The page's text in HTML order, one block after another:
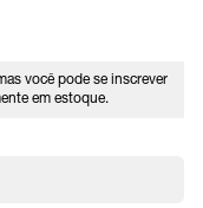
você pode se inscrever
em estoque.